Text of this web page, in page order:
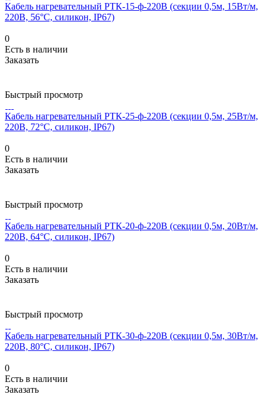
Кабель нагревательный РТК-15-ф-220В (секции 0,5м, 15Вт/м,
220В, 56°С, силикон, IP67)
0
Есть в наличии
Заказать
Быстрый просмотр
Кабель нагревательный РТК-25-ф-220В (секции 0,5м, 25Вт/м,
220В, 72°С, силикон, IP67)
0
Есть в наличии
Заказать
Быстрый просмотр
Кабель нагревательный РТК-20-ф-220В (секции 0,5м, 20Вт/м,
220В, 64°С, силикон, IP67)
0
Есть в наличии
Заказать
Быстрый просмотр
Кабель нагревательный РТК-30-ф-220В (секции 0,5м, 30Вт/м,
220В, 80°С, силикон, IP67)
0
Есть в наличии
Заказать